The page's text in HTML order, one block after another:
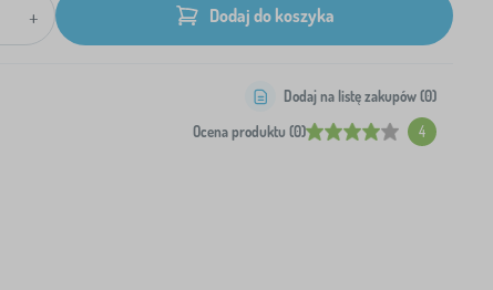
+ Dodaj do koszyka
Ocena produktu (0) 4
Dodaj na listę zakupów (0)